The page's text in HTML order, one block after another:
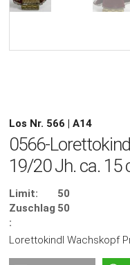
Los Nr. 566 | A14
0566-
19/20 Jh. ca. 15
Limit:
50
Zuschlag
:
50
Lorettokindl Wachskopf